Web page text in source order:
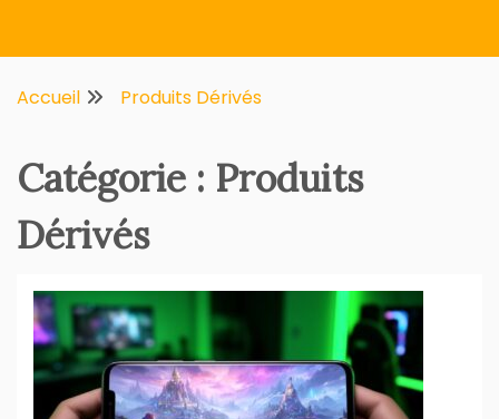
Multifirstnet
Accueil Produits Dérivés
Catégorie : Produits
Dérivés